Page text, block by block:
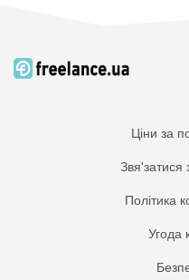
Ціни за
Звя'затися
Політика
Угода